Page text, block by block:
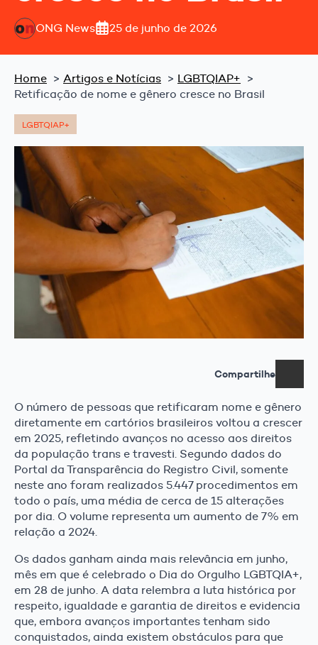
ONG News 25 de junho de 2026
Home Artigos e Notícias
LGBTQIAP+
Retificação de nome e gênero cresce no Brasil
LGBTQIAP+
Compartilhe
O número de pessoas que retificaram nome e gênero
diretamente em cartórios brasileiros voltou a crescer
em 2025, refletindo avanços no acesso aos direitos
da população trans e travesti. Segundo dados do
Portal da Transparência do Registro Civil, somente
neste ano foram realizados 5.447 procedimentos em
todo o país, uma média de cerca de 15 alterações
por dia. O volume representa um aumento de 7% em
relação a 2024.
Os dados ganham ainda mais relevância em junho,
mês em que é celebrado o Dia do Orgulho LGBTQIA+,
em 28 de junho. A data relembra a luta histórica por
respeito, igualdade e garantia de direitos e evidencia
que, embora avanços importantes tenham sido
conquistados, ainda existem obstáculos para que